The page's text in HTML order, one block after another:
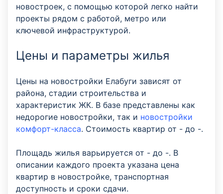
новостроек, с помощью которой легко найти
проекты рядом с работой, метро или
ключевой инфраструктурой.
Цены и параметры жилья
Цены на новостройки Елабуги зависят от
района, стадии строительства и
характеристик ЖК. В базе представлены как
недорогие новостройки, так и новостройки
комфорт-класса. Стоимость квартир от - до -.
Площадь жилья варьируется от - до -. В
описании каждого проекта указана цена
квартир в новостройке, транспортная
доступность и сроки сдачи.